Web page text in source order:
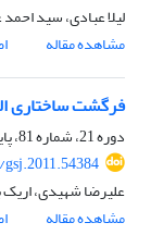
لیلا عبادی، سید
مشاهده مقاله
فرگشت ساختاری
دوره 21، شماره 81، پاییز 1390، صفحه
علیرضا شهیدی، اریک
مشاهده مقاله